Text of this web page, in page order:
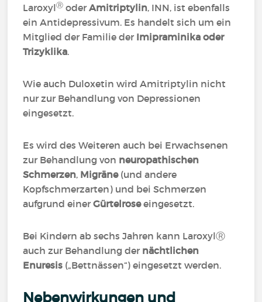
LaroxylⓇ oderAmitriptylin, INN, ist ebenfalls
ein Antidepressivum. Es handelt sich um ein
Mitglied der Familie der Imipraminika oder
Trizyklika.
Wie auch Duloxetin wird Amitriptylin nicht
nur zur Behandlung von Depressionen
eingesetzt.
Es wird des Weiteren auch bei Erwachsenen
zur Behandlung von neuropathischen
Schmerzen, Migräne(und andere
Kopfschmerzarten) und bei Schmerzen
aufgrund einerGürtelroseeingesetzt.
Bei Kindern ab sechs Jahren kann LaroxylⓇ
auch zur Behandlung der nächtlichen
Enuresis („Bettnässen“) eingesetzt werden.
Nebenwirkungen und